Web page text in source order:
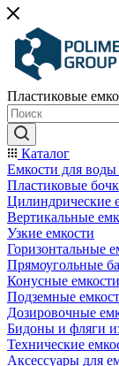
Пластиковые
Каталог
Емкости для
Пластиковые
Цилиндрические
Вертикальные
Узкие емкости
Горизонтальные
Прямоугольные
Конусные
Подземные
Дозировочные
Бидоны и фляги
Технические
Аксессуары для